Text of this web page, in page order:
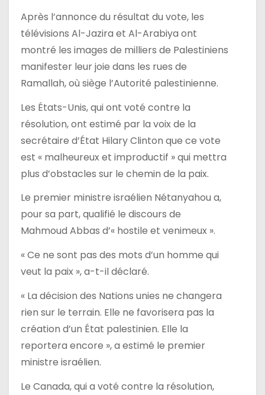
Après l’annonce du résultat du vote, les
télévisions Al-Jazira et Al-Arabiya ont
montré les images de milliers de Palestiniens
manifester leur joie dans les rues de
Ramallah, où siège l’Autorité palestinienne.
Les États-Unis, qui ont voté contre la
résolution, ont estimé par la voix de la
secrétaire d’État Hilary Clinton que ce vote
est « malheureux et improductif » qui mettra
plus d’obstacles sur le chemin de la paix.
Le premier ministre israélien Nétanyahou a,
pour sa part, qualifié le discours de
Mahmoud Abbas d’« hostile et venimeux ».
« Ce ne sont pas des mots d’un homme qui
veut la paix », a-t-il déclaré.
« La décision des Nations unies ne changera
rien sur le terrain. Elle ne favorisera pas la
création d’un État palestinien. Elle la
reportera encore », a estimé le premier
ministre israélien.
Le Canada, qui a voté contre la résolution,